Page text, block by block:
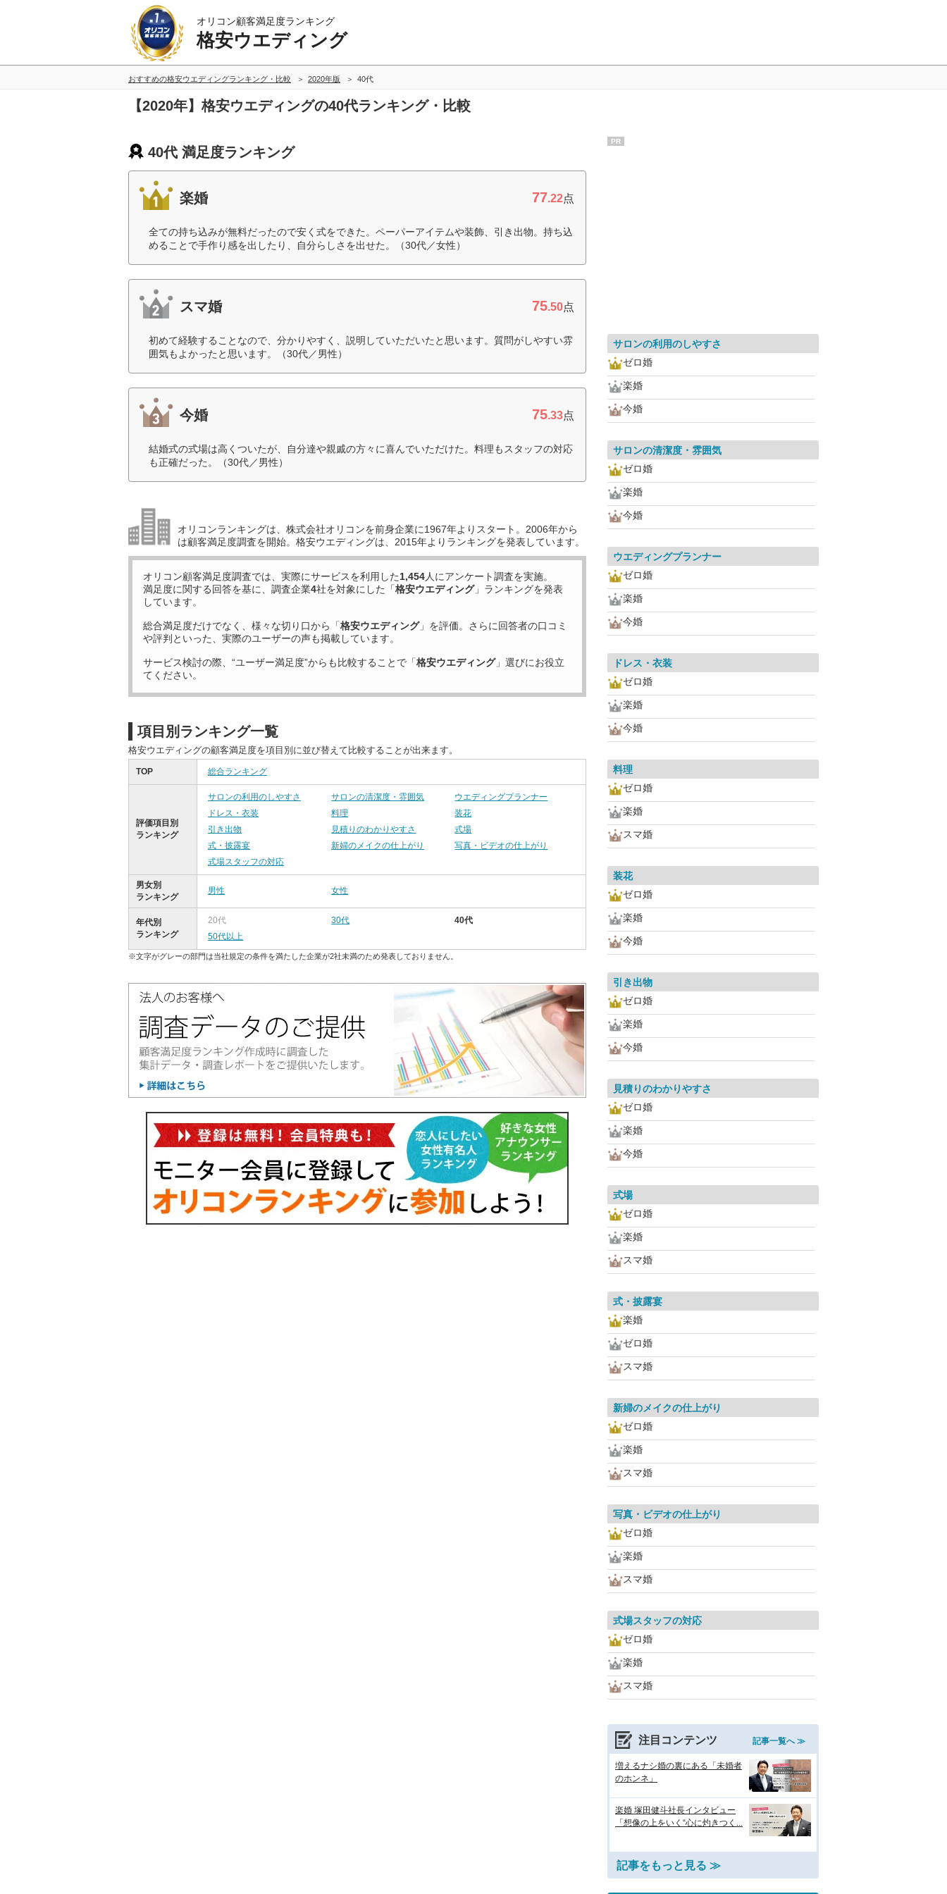
オリコン顧客満足度ランキング
格安ウエディング
おすすめの格安ウエディングランキング・比較 2020年版 40代
【2020年】格安ウエディングの40代ランキング・比較
40代 満足度ランキング
楽婚 77.22点
全ての持ち込みが無料だったので安く式をできた。ペーパーアイテムや装飾、引き出物。持ち込
めることで手作り感を出したり、自分らしさを出せた。（30代／女性）
スマ婚 75.50点
初めて経験することなので、分かりやすく、説明していただいたと思います。質問がしやすい雰
囲気もよかったと思います。（30代／男性）
今婚 75.33点
結婚式の式場は高くついたが、自分達や親戚の方々に喜んでいただけた。料理もスタッフの対応
も正確だった。（30代／男性）
オリコンランキングは、株式会社オリコンを前身企業に1967年よりスタート。2006年から
は顧客満足度調査を開始。格安ウエディングは、2015年よりランキングを発表しています。
オリコン顧客満足度調査では、実際にサービスを利用した1,454人にアンケート調査を実施。
満足度に関する回答を基に、調査企業4社を対象にした「格安ウエディング」ランキングを発表
しています。
総合満足度だけでなく、様々な切り口から「格安ウエディング」を評価。さらに回答者の口コミ
や評判といった、実際のユーザーの声も掲載しています。
サービス検討の際、“ユーザー満足度”からも比較することで「格安ウエディング」選びにお役立
てください。
項目別ランキング一覧
格安ウエディングの顧客満足度を項目別に並び替えて比較することが出来ます。
TOP 総合ランキング
評価項目別
ランキング
サロンの利用のしやすさ サロンの清潔度・雰囲気
ウエディングプランナー
ドレス・衣装
料理
装花
引き出物
見積りのわかりやすさ
式場
式・披露宴
新婦のメイクの仕上がり
写真・ビデオの仕上がり
式場スタッフの対応
男女別
ランキング
男性 女性
年代別
ランキング
20代 30代
40代
50代以上
※文字がグレーの部門は当社規定の条件を満たした企業が2社未満のため発表しておりません。
PR
サロンの利用のしやすさ
ゼロ婚
楽婚
今婚
サロンの清潔度・雰囲気
ゼロ婚
楽婚
今婚
ウエディングプランナー
ゼロ婚
楽婚
今婚
ドレス・衣装
ゼロ婚
楽婚
今婚
料理
ゼロ婚
楽婚
スマ婚
装花
ゼロ婚
楽婚
今婚
引き出物
ゼロ婚
楽婚
今婚
見積りのわかりやすさ
ゼロ婚
楽婚
今婚
式場
ゼロ婚
楽婚
スマ婚
式・披露宴
楽婚
ゼロ婚
スマ婚
新婦のメイクの仕上がり
ゼロ婚
楽婚
スマ婚
写真・ビデオの仕上がり
ゼロ婚
楽婚
スマ婚
式場スタッフの対応
ゼロ婚
楽婚
スマ婚
注目コンテンツ 記事一覧へ ≫
増えるナシ婚の裏にある「未婚者
のホンネ」
楽婚 塚田健斗社長インタビュー
「想像の上をいく“心に灼きつく...
記事をもっと見る ≫